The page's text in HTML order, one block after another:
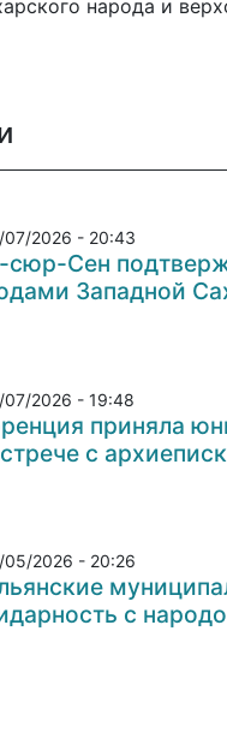
народа и
2026 - 20:43
сюр-Сен
Западной
2026 - 19:48
приняла
с
2026 - 20:26
с